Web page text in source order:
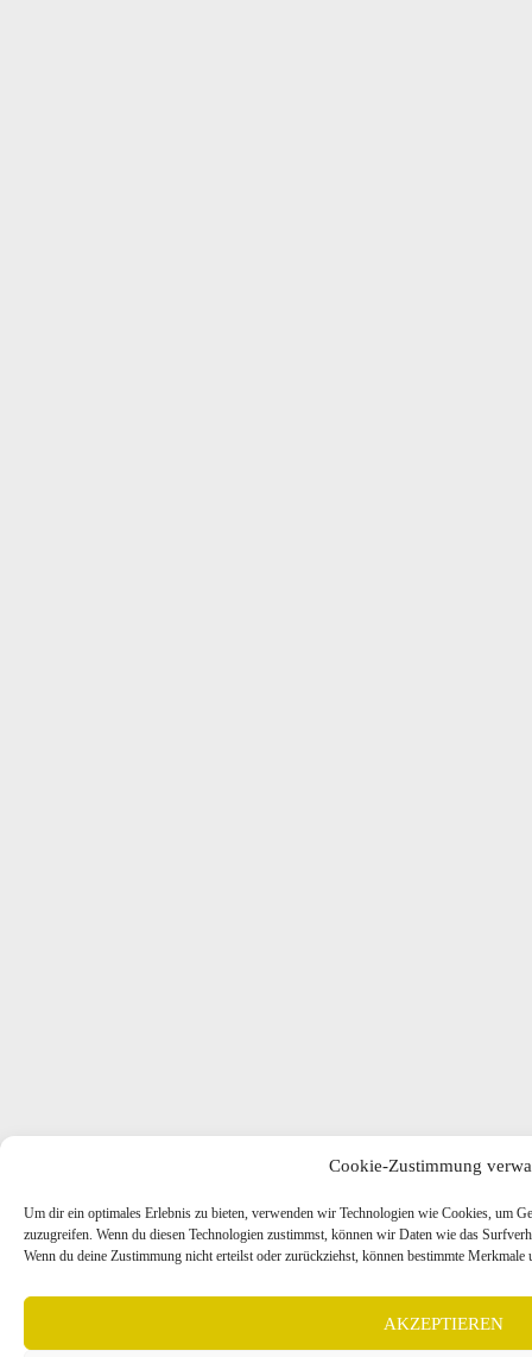
Cookie-Zustimmung
Um dir ein optimales Erlebnis zu bieten, verwenden wir Technologien wie Cookies, um
zuzugreifen. Wenn du diesen Technologien zustimmst, können wir Daten wie das
Wenn du deine Zustimmung nicht erteilst oder zurückziehst, können bestimmte
AKZEPTIEREN